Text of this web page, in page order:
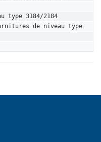
type 3184/2184
de niveau type